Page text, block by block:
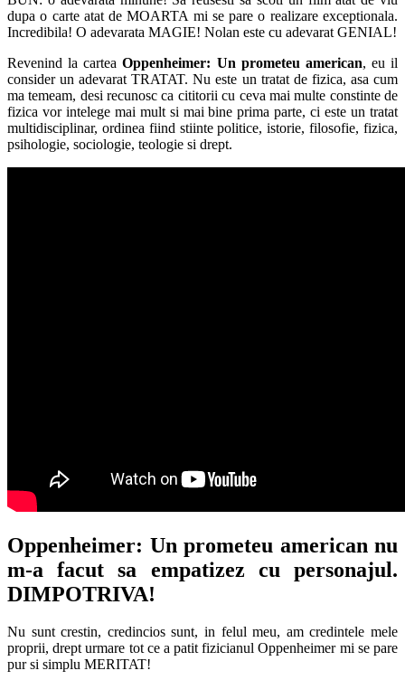
dupa o carte atat de MOARTA mi se pare o realizare exceptionala.
Incredibila! O adevarata MAGIE! Nolan este cu adevarat GENIAL!
Revenind la carteaOppenheimer: Un prometeu american, eu il
consider un adevarat TRATAT. Nu este un tratat de fizica, asa cum
ma temeam, desi recunosc ca cititorii cu ceva mai multe constinte de
fizica vor intelege mai mult si mai bine prima parte, ci este un tratat
multidisciplinar, ordinea fiind stiinte politice, istorie, filosofie, fizica,
psihologie, sociologie, teologie si drept.
Oppenheimer: Un prometeu american nu
m-a facut sa empatizez cu personajul.
DIMPOTRIVA!
Nu sunt crestin, credincios sunt, in felul meu, am credintele mele
proprii, drept urmare tot ce a patit fizicianul Oppenheimer mi se pare
pur si simplu MERITAT!